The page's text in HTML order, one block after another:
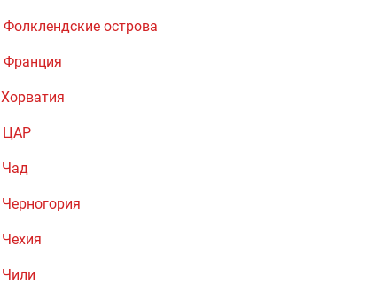
Фолклендские острова
Франция
Хорватия
ЦАР
Чад
Черногория
Чехия
Чили